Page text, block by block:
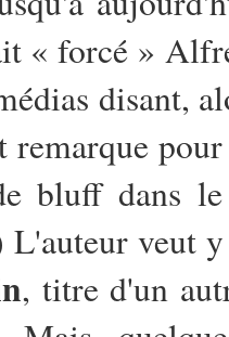
« forcé »
disant,
remarque
bluff dans
veut
, titre d'un